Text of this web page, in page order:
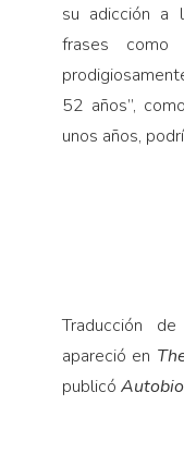
su adicción a
frases
52 años”,
unos años,
Traducción
apareció en
publicó